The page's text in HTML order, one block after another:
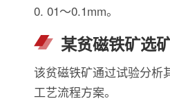
0. 01～0.1mm。
某贫磁铁矿选
该贫磁铁矿通过试验分析
工艺流程方案。